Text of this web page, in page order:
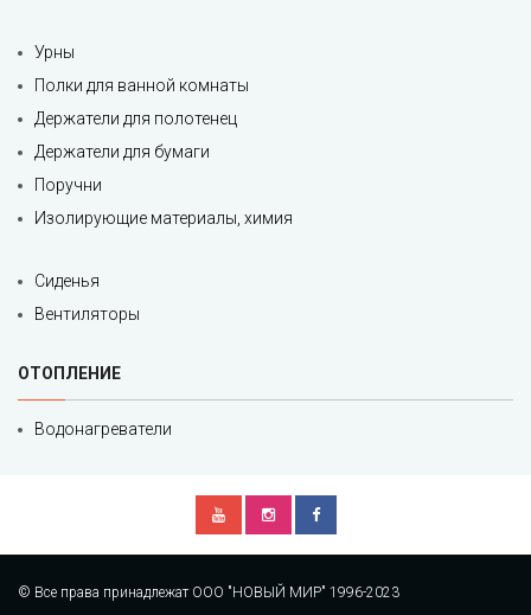
Урны
Полки для ванной комнаты
Держатели для полотенец
Держатели для бумаги
Поручни
Изолирующие материалы, химия
Сиденья
Вентиляторы
ОТОПЛЕНИЕ
Водонагреватели
© Все права принадлежат ООО "НОВЫЙ МИР" 1996-2023